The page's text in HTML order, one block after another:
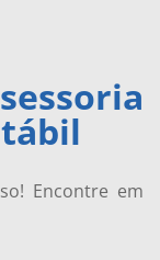
Encontre em